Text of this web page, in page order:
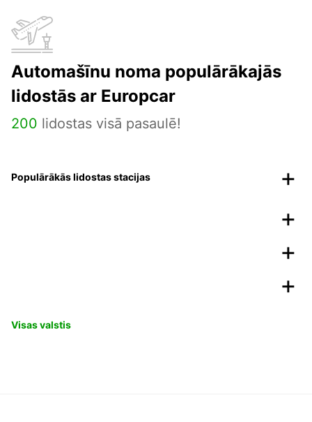
Automašīnu noma populārākajās
lidostās ar Europcar
200 lidostas visā pasaulē!
Populārākās lidostas stacijas
Visas valstis